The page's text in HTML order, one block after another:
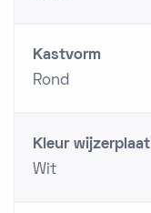
Kastvorm
Rond
Kleur wijzerplaat
Wit